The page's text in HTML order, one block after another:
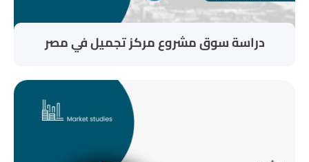
دراسة سوق مشروع مركز تجميل في مصر